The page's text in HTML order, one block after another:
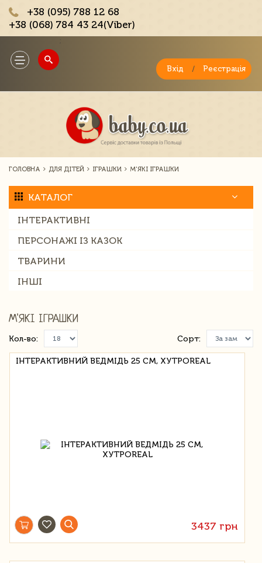
+38 (095) 788 12 68
+38 (068) 784 43 24(Viber)
Toggle
navigation
Вхід / Реєстрація
ГОЛОВНА ДЛЯ ДІТЕЙ ІГРАШКИ М'ЯКІ ІГРАШКИ
КАТАЛОГ
ІНТЕРАКТИВНІ
ПЕРСОНАЖІ ІЗ КАЗОК
ТВАРИНИ
ІНШІ
М'ЯКІ ІГРАШКИ
Кол-во: Сорт:
ІНТЕРАКТИВНИЙ ВЕДМІДЬ 25 СМ, ХУТРОREAL
3437 грн